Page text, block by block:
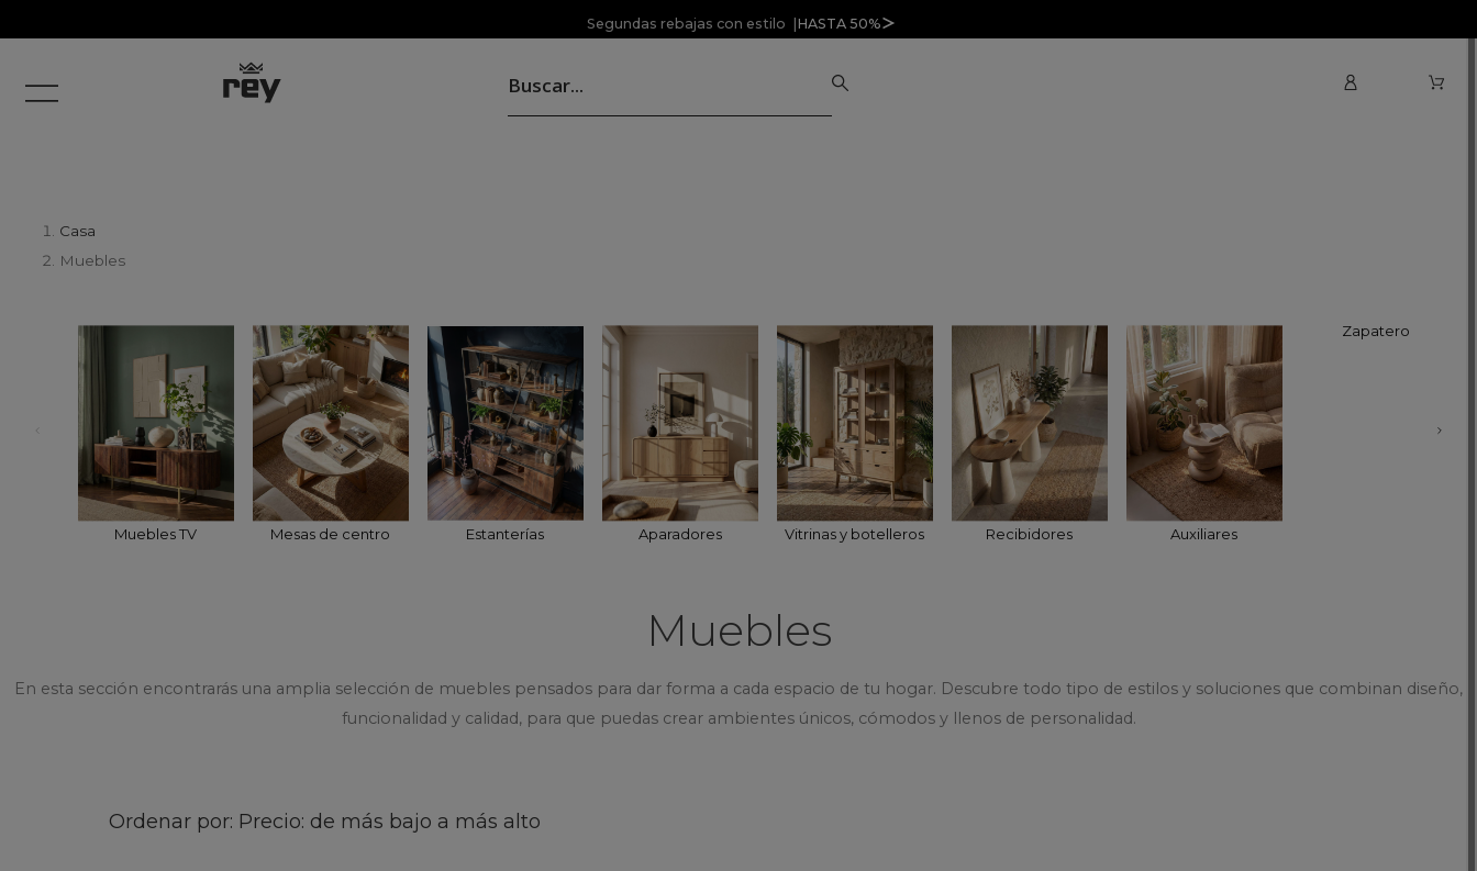
Segundas rebajas con estilo |HASTA 50%
Casa
Muebles
Muebles TV Mesas de centro Estanterías Aparadores Vitrinas y botelleros Recibidores Auxiliares
Zapateros
Muebles
En esta sección encontrarás una amplia selección de muebles pensados para dar forma a cada espacio de tu hogar. Descubre todo tipo de estilos y soluciones que combinan diseño,
funcionalidad y calidad, para que puedas crear ambientes únicos, cómodos y llenos de personalidad.
Ordenar por: Precio: de más bajo a más alto